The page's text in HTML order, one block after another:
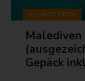
FLUGTICKETS
Malediven
Gepäck